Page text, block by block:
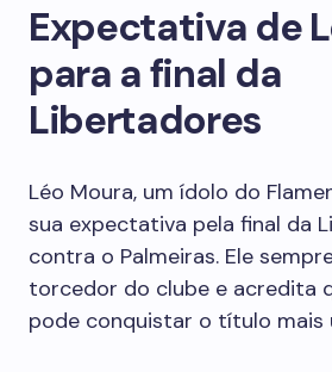
Expectativa de
para a final da
Libertadores
Léo Moura, um ídolo do
sua expectativa pela final da
contra o Palmeiras. Ele
torcedor do clube e acredita
pode conquistar o título mais